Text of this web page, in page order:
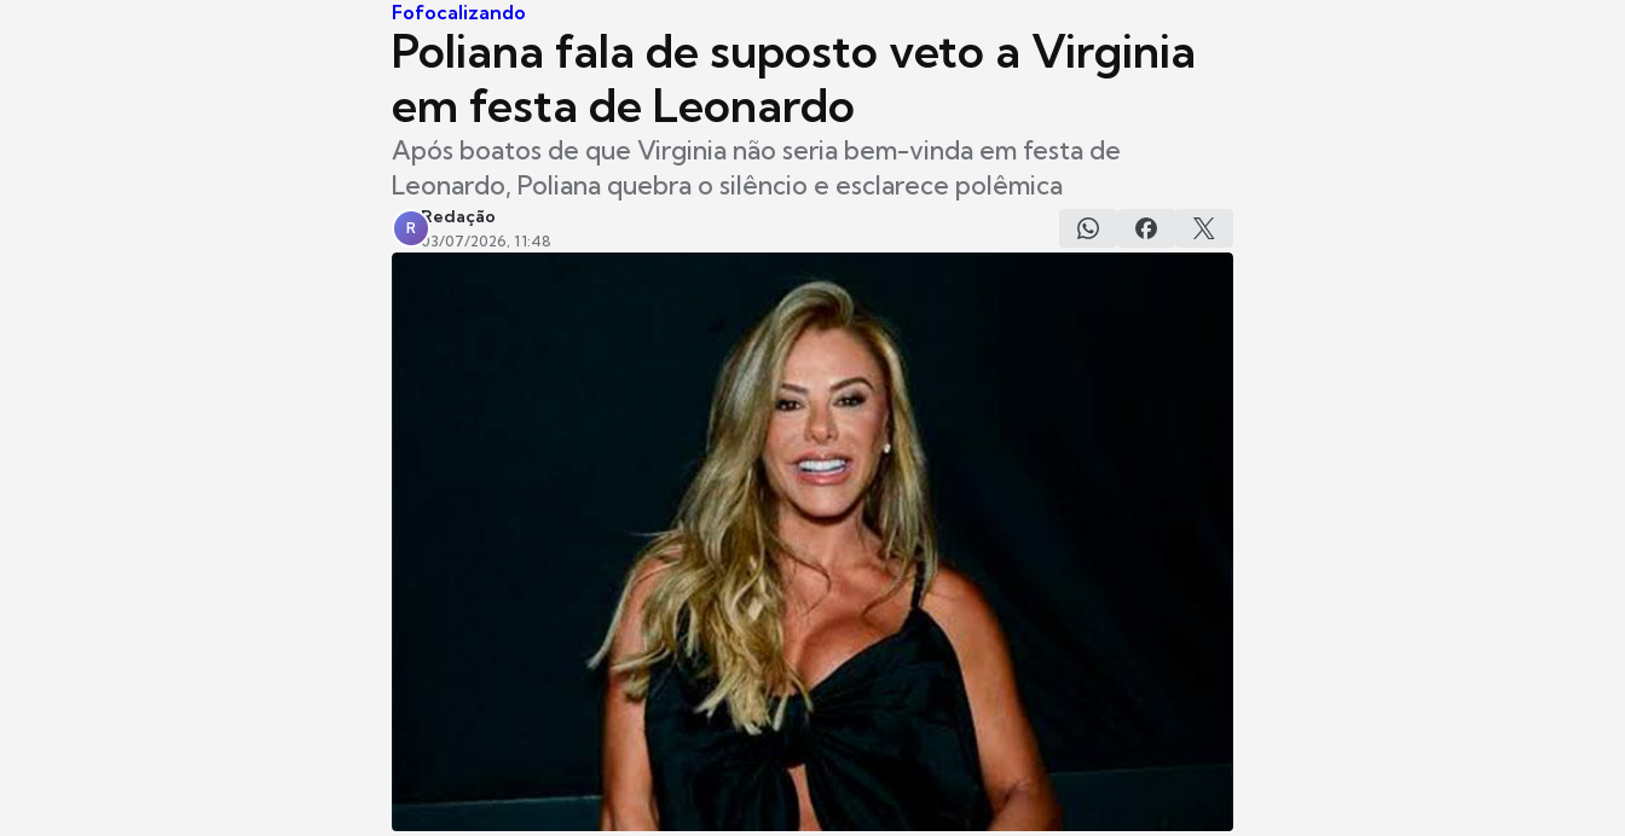
Fofocalizando
Poliana fala de suposto veto a Virginia
em festa de Leonardo
Após boatos de que Virginia não seria bem-vinda em festa de
Leonardo, Poliana quebra o silêncio e esclarece polêmica
R
Redação
03/07/2026, 11:48